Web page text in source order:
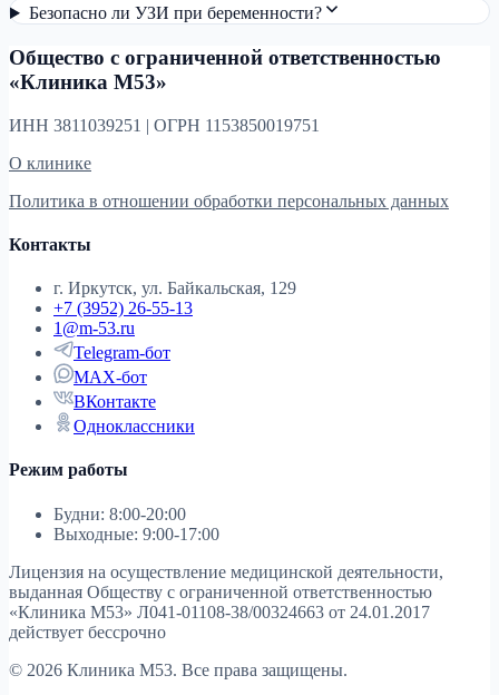
Безопасно ли УЗИ при беременности?
Общество с ограниченной ответственностью
«Клиника М53»
ИНН 3811039251 | ОГРН 1153850019751
О клинике
Политика в отношении обработки персональных данных
Контакты
г. Иркутск, ул. Байкальская, 129
+7 (3952) 26-55-13
1@m-53.ru
Telegram-бот
MAX-бот
ВКонтакте
Одноклассники
Режим работы
Будни: 8:00-20:00
Выходные: 9:00-17:00
Лицензия на осуществление медицинской деятельности,
выданная Обществу с ограниченной ответственностью
«Клиника М53» Л041-01108-38/00324663 от 24.01.2017
действует бессрочно
© 2026 Клиника М53. Все права защищены.